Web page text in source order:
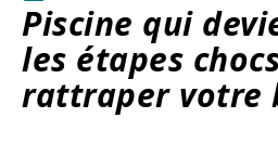
Piscine qui
les étapes
rattraper votre